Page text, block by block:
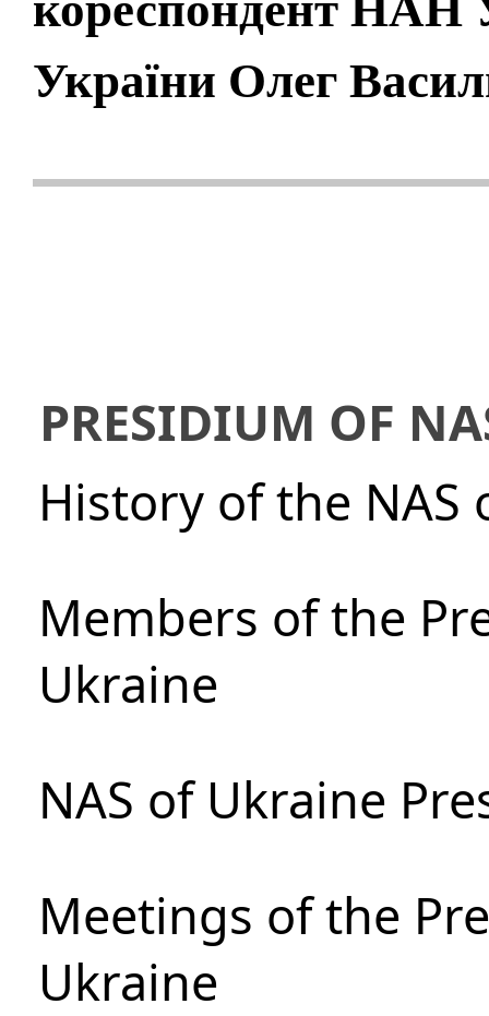
України Олег
PRESIDIUM OF
History of the NAS
Members of the
Ukraine
NAS of Ukraine
Meetings of the
Ukraine